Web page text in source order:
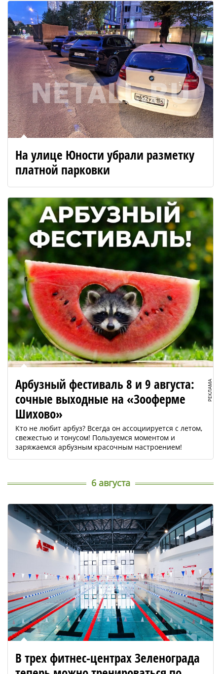
На улице Юности убрали разметку
платной парковки
РЕКЛАМА
Арбузный фестиваль 8 и 9 августа:
сочные выходные на «Зооферме
Шихово»
Кто не любит арбуз? Всегда он ассоциируется с летом,
свежестью и тонусом! Пользуемся моментом и
заряжаемся арбузным красочным настроением!
6 августа
В трех фитнес-центрах Зеленограда